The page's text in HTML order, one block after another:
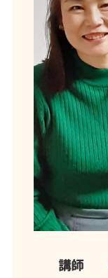
講師